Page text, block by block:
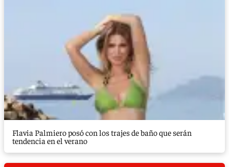
Flavia Palmiero posó con los trajes de baño que serán
tendencia en el verano